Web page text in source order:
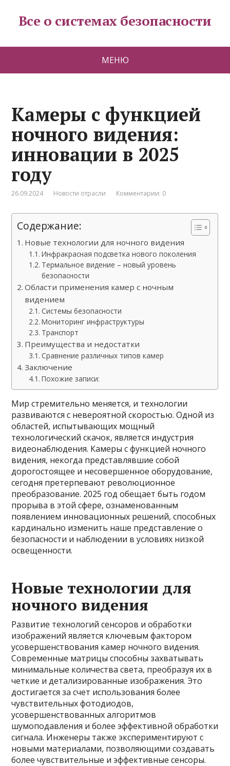
Все о системах безопасности
МЕНЮ
Камеры с функцией
ночного видения:
инновации в 2025
году
26.09.2024 Новости отрасли Комментарии: 0
Содержание:
Новые технологии для ночного видения
Инфракрасная подсветка нового поколения
Термальное видение – новый уровень
безопасности
Области применения камер с ночным
видением
Системы безопасности
Мониторинг инфраструктуры
Транспорт
Преимущества и недостатки
Сравнение различных типов камер
Заключение
Похожие записи:
Мир стремительно меняется, и технологии
развиваются с невероятной скоростью. Одной из
областей, испытывающих мощный
технологический скачок, является индустрия
видеонаблюдения. Камеры с функцией ночного
видения, некогда представлявшие собой
дорогостоящее и несовершенное оборудование,
сегодня претерпевают революционное
преобразование. 2025 год обещает быть годом
прорыва в этой сфере, ознаменованным
появлением инновационных решений, способных
кардинально изменить наше представление о
безопасности и наблюдении в условиях низкой
освещенности.
Новые технологии для
ночного видения
Развитие технологий сенсоров и обработки
изображений является ключевым фактором
усовершенствования камер ночного видения.
Современные матрицы способны захватывать
минимальные количества света, преобразуя их в
четкие и детализированные изображения. Это
достигается за счет использования более
чувствительных фотодиодов,
усовершенствованных алгоритмов
шумоподавления и более эффективной обработки
сигнала. Инженеры также экспериментируют с
новыми материалами, позволяющими создавать
более чувствительные и эффективные сенсоры.